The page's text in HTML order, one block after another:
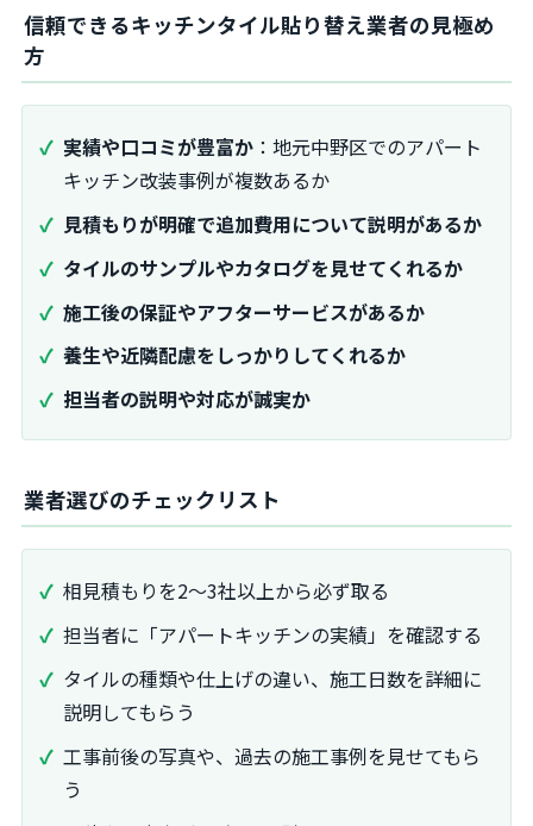
信頼できるキッチンタイル貼り替え業者の見極め
方
実績や口コミが豊富か ：地元中野区でのアパート
キッチン改装事例が複数あるか
見積もりが明確で追加費用について説明があるか
タイルのサンプルやカタログを見せてくれるか
施工後の保証やアフターサービスがあるか
養生や近隣配慮をしっかりしてくれるか
担当者の説明や対応が誠実か
業者選びのチェックリスト
相見積もりを2～3社以上から必ず取る
担当者に「アパートキッチンの実績」を確認する
タイルの種類や仕上げの違い、施工日数を詳細に
説明してもらう
工事前後の写真や、過去の施工事例を見せてもら
う